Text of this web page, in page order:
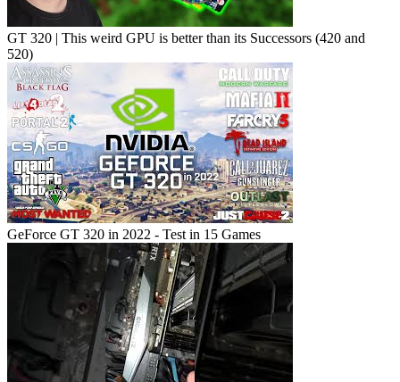
GT 320 | This weird GPU is better than its Successors (420 and
520)
GeForce GT 320 in 2022 - Test in 15 Games